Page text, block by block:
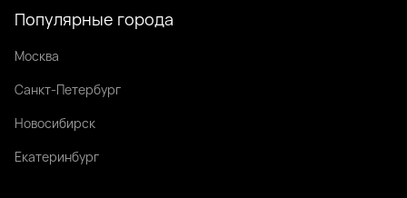
Популярные города
Москва
Санкт-Петербург
Новосибирск
Екатеринбург